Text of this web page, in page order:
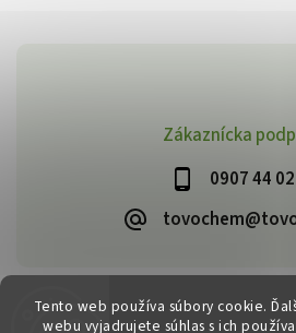
Tento web používa súbory cookie.
webu vyjadrujete súhlas s ich
Zákaznícka
0907 44
Copyright 2026TOVOCHEM.sk.